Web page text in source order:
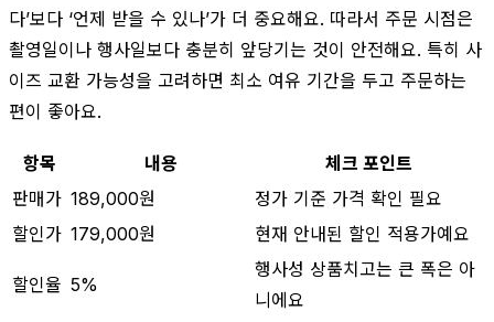
다’보다 ‘언제 받을 수 있나’가 더 중요해요. 따라서 주문 시점은
촬영일이나 행사일보다 충분히 앞당기는 것이 안전해요. 특히 사
이즈 교환 가능성을 고려하면 최소 여유 기간을 두고 주문하는
편이 좋아요.
항목 내용
체크 포인트
판매가 189,000원
정가 기준 가격 확인 필요
할인가 179,000원 현재 안내된 할인 적용가예요
할인율 5%
행사성 상품치고는 큰 폭은 아
니에요